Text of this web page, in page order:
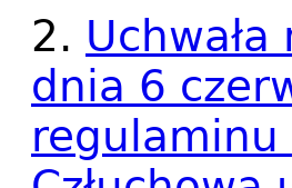
2.
dnia 6
regulaminu